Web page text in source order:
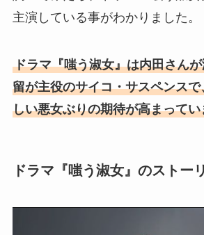
主演している事がわかりました。
ドラマ『嗤う淑女』は内田さん
留が主役のサイコ・サスペンス
しい悪女ぶりの期待が高まってい
ドラマ『嗤う淑女』のストー